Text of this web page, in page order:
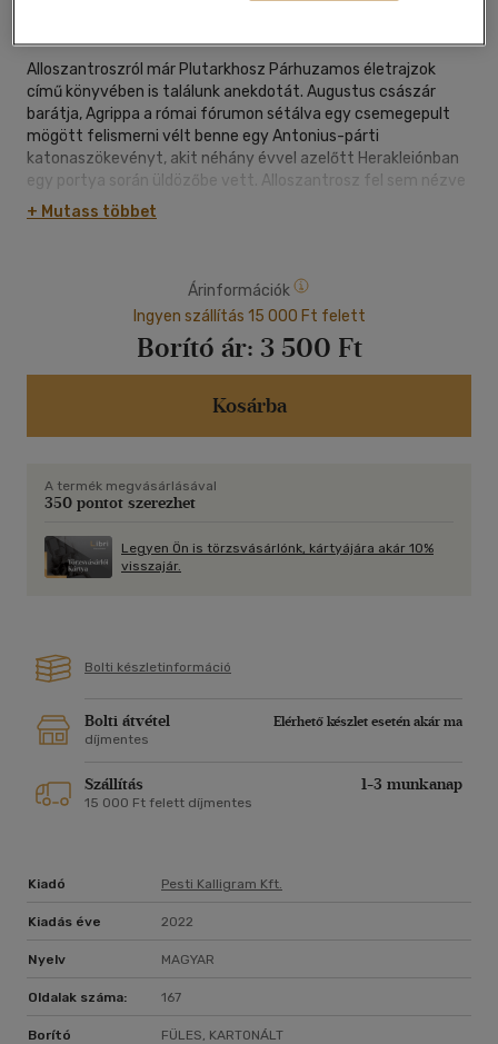
Alloszantroszról már Plutarkhosz Párhuzamos életrajzok
című könyvében is találunk anekdotát. Augustus császár
barátja, Agrippa a római fórumon sétálva egy csemegepult
mögött felismerni vélt benne egy Antonius-párti
katonaszökevényt, akit néhány évvel azelőtt Herakleiónban
egy portya során üldözőbe vett. Alloszantrosz fel sem nézve
a hússzeletből, amit vágott, egyszerűen vállat vont, és
annyit kérdezett a magas rangú katonától: "Mégis mi a fenét
Khtónikosz, a "görög Bukowski" írásaiban megjelennek a
mindannyiunk számára ismerős gondok és érzések mellett
filozófiai elemek is, így parmenidészi, esetleg pithagoraszi
motívumok, azonban sorainak néhol közönyösségnek ható
A két szerző költészete és közös versvilága megnyitja az
európai tudatnak azt az egészséges vágyakkal és
érzelmekkel teli mély kútját, amelyet nem sokkal az
Alloszantrosz korát követően megjelenő és hamar
Szijj Márton
+ Mutass többet
Árinformációk
Ingyen szállítás 15 000 Ft felett
Borító ár: 3 500 Ft
Kosárba
A termék megvásárlásával
350 pontot szerezhet
Legyen Ön is törzsvásárlónk, kártyájára akár 10%
visszajár.
Bolti készletinformáció
Bolti átvétel
Elérhető készlet esetén akár ma
díjmentes
Szállítás 1-3 munkanap
15 000 Ft felett díjmentes
Kiadó Pesti Kalligram Kft.
Kiadás éve 2022
Nyelv MAGYAR
Oldalak száma: 167
Borító FÜLES, KARTONÁLT